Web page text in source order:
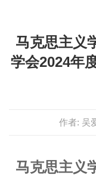
马克思主义
学会2024年
作者: 吴
马克思主义